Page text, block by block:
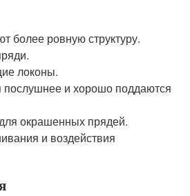
более ровную структуру.
локоны.
послушнее и хорошо поддаются
окрашенных прядей.
и воздействия